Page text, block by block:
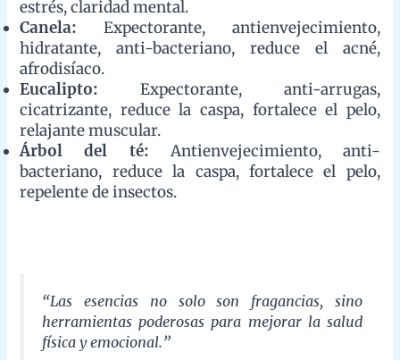
herramientas poderosas para mejorar la salud
física y emocional.”
Uso del incienso tradicional de la India y